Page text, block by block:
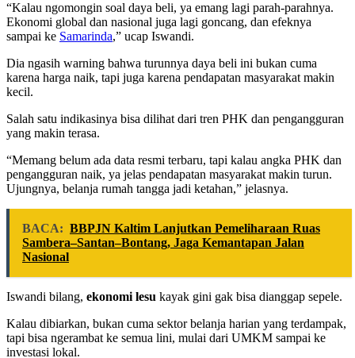
“Kalau ngomongin soal daya beli, ya emang lagi parah-parahnya.
Ekonomi global dan nasional juga lagi goncang, dan efeknya
sampai ke Samarinda,” ucap Iswandi.
Dia ngasih warning bahwa turunnya daya beli ini bukan cuma
karena harga naik, tapi juga karena pendapatan masyarakat makin
kecil.
Salah satu indikasinya bisa dilihat dari tren PHK dan pengangguran
yang makin terasa.
“Memang belum ada data resmi terbaru, tapi kalau angka PHK dan
pengangguran naik, ya jelas pendapatan masyarakat makin turun.
Ujungnya, belanja rumah tangga jadi ketahan,” jelasnya.
BACA: BBPJN Kaltim Lanjutkan Pemeliharaan Ruas
Sambera–Santan–Bontang, Jaga Kemantapan Jalan
Nasional
Iswandi bilang, ekonomi lesu kayak gini gak bisa dianggap sepele.
Kalau dibiarkan, bukan cuma sektor belanja harian yang terdampak,
tapi bisa ngerambat ke semua lini, mulai dari UMKM sampai ke
investasi lokal.